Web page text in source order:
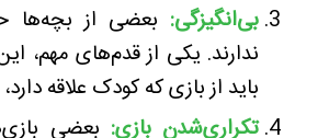
بی‌انگیزگی: بعضی از بچه‌ها
ندارند. یکی از قدم‌های مهم،
باید از بازی که کودک علاقه
تکراری‌شدن بازی: بعضی